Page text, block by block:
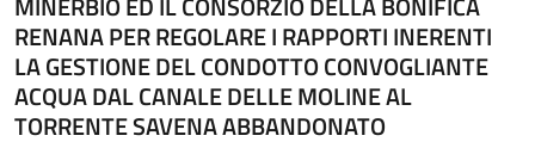
RENANA PER REGOLARE I RAPPORTI INERENTI
LA GESTIONE DEL CONDOTTO CONVOGLIANTE
ACQUA DAL CANALE DELLE MOLINE AL
TORRENTE SAVENA ABBANDONATO